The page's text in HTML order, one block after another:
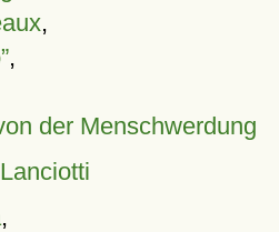
,
,
der Menschwerdung
,